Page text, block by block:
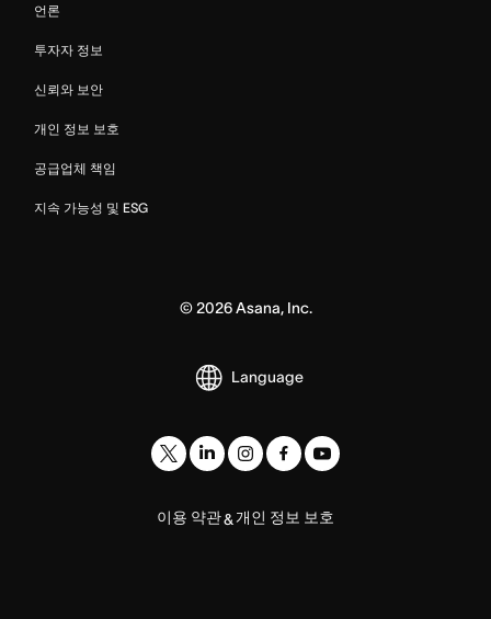
언론
투자자 정보
신뢰와 보안
개인 정보 보호
공급업체 책임
지속 가능성 및 ESG
©2026Asana, Inc.
Language
이용 약관&개인 정보 보호